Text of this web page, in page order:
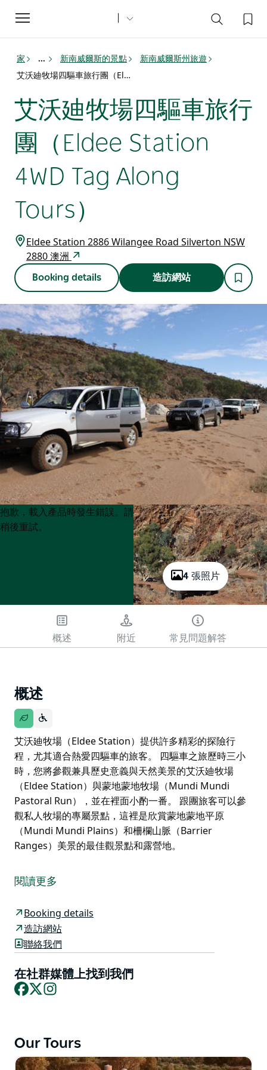
Toggle
navigation
家 ... 新南威爾斯的景點
新南威爾斯州旅遊
艾沃廸牧場四驅車旅行團（Eldee Station 4WD Tag Along Tours）
艾沃廸牧場四驅車旅行
團（Eldee Station
4WD Tag Along
Tours）
Eldee Station 2886 Wilangee Road Silverton NSW
2880 澳洲
Booking details 造訪網站
4 張照片
Product
List
Product
List
抱歉，載入產品時發生錯誤。請
稍後重試。
概述 附近 常見問題解答
概述
艾沃廸牧場（Eldee Station）提供許多精彩的探險行
程，尤其適合熱愛四驅車的旅客。 四驅車之旅歷時三小
時，您將參觀兼具歷史意義與天然美景的艾沃廸牧場
（Eldee Station）與蒙地蒙地牧場（Mundi Mundi
Pastoral Run），並在裡面小酌一番。 跟團旅客可以參
觀私人牧場的專屬景點，這裡是欣賞蒙地蒙地平原
（Mundi Mundi Plains）和柵欄山脈（Barrier
Ranges）美景的最佳觀景點和露營地。
程，尤其適合熱愛四驅車的旅客。 四驅車之旅歷時三小
時，您將參觀兼具歷史意義與天然美景的艾沃廸牧場
Pastoral Run），並在裡面小酌一番。 跟團旅客可以參
觀私人牧場的專屬景點，這裡是欣賞蒙地蒙地平原
（Mundi Mundi Plains）和柵欄山脈（Barrier
Ranges）美景的最佳觀景點和露營地。
閱讀更多
Booking details
造訪網站
聯絡我們
在社群媒體上找到我們
Facebook
X
Our Tours